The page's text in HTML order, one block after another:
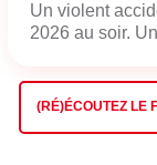
Un violent
2026 au soir.
(RÉ)ÉCOUTEZ LE